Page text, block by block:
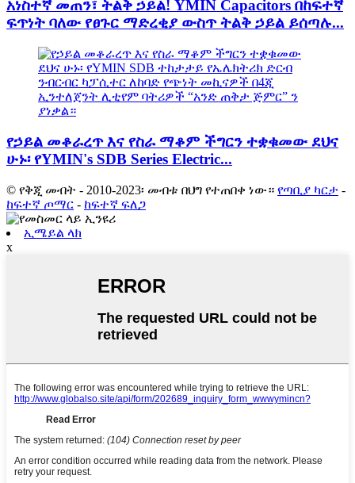
አነስተኛ መጠን፣ ትልቅ ኃይል! YMIN Capacitors በከፍተኛ
ፍጥነት ባለው የፀጉር ማድረቂያ ውስጥ ትልቅ ኃይል ይሰጣሉ...
የኃይል መቆራረጥ እና የስራ ማቆም ችግርን ተቋቁመው ደህና
ሁኑ፡ የYMIN's SDB Series Electric...
© የቅጂ መብት - 2010-2023፡ መብቱ በህግ የተጠበቀ ነው። የጣቢያ ካርታ -
ከፍተኛ ጦማር - ከፍተኛ ፍለጋ
ኢሜይል ላክ
x